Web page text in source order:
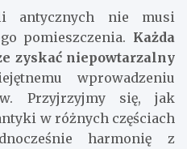
antycznych nie musi
pomieszczenia. Każda
zyskać niepowtarzalny
wprowadzeniu
Przyjrzyjmy się, jak
w różnych częściach
harmonię z